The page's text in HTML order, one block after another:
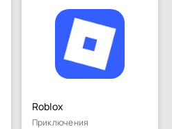
Roblox
Приключения